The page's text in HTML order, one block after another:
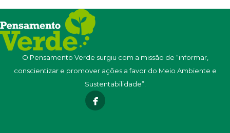
O Pensamento Verde surgiu com a missão de “informar,
conscientizar e promover ações a favor do Meio Ambiente e
Sustentabilidade”.